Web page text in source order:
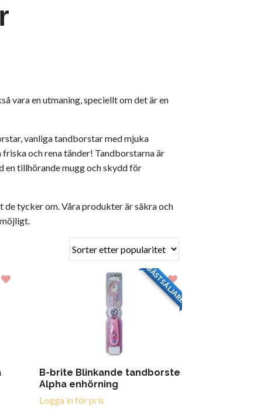
vara en utmaning, speciellt om det är en
vanliga tandborstar med mjuka
och rena tänder! Tandborstarna är
en tillhörande mugg och skydd för
de tycker om. Våra produkter är säkra och
BÄSTSÄLJARE
B-brite Blinkande tandborste
Alpha enhörning
Logga in för pris